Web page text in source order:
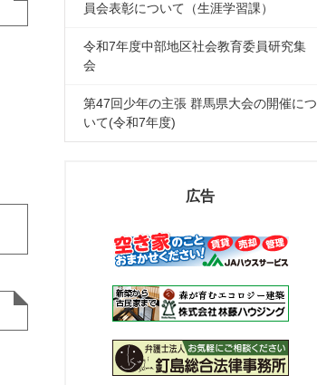
員会表彰について（生涯学習課）
令和7年度中部地区社会教育委員研究集
会
第47回少年の主張 群馬県大会の開催につ
いて(令和7年度)
広告